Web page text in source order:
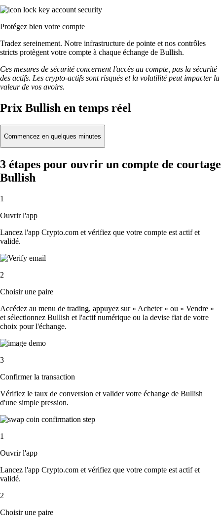
Protégez bien votre compte
Tradez sereinement. Notre infrastructure de pointe et nos contrôles
stricts protègent votre compte à chaque échange de Bullish.
Ces mesures de sécurité concernent l'accès au compte, pas la sécurité
des actifs. Les crypto-actifs sont risqués et la volatilité peut impacter la
valeur de vos avoirs.
Prix Bullish en temps réel
Commencez en quelques minutes
3 étapes pour ouvrir un compte de courtage
Bullish
1
Ouvrir l'app
Lancez l'app Crypto.com et vérifiez que votre compte est actif et
validé.
2
Choisir une paire
Accédez au menu de trading, appuyez sur « Acheter » ou « Vendre »
et sélectionnez Bullish et l'actif numérique ou la devise fiat de votre
choix pour l'échange.
3
Confirmer la transaction
Vérifiez le taux de conversion et valider votre échange de Bullish
d'une simple pression.
1
Ouvrir l'app
Lancez l'app Crypto.com et vérifiez que votre compte est actif et
validé.
2
Choisir une paire